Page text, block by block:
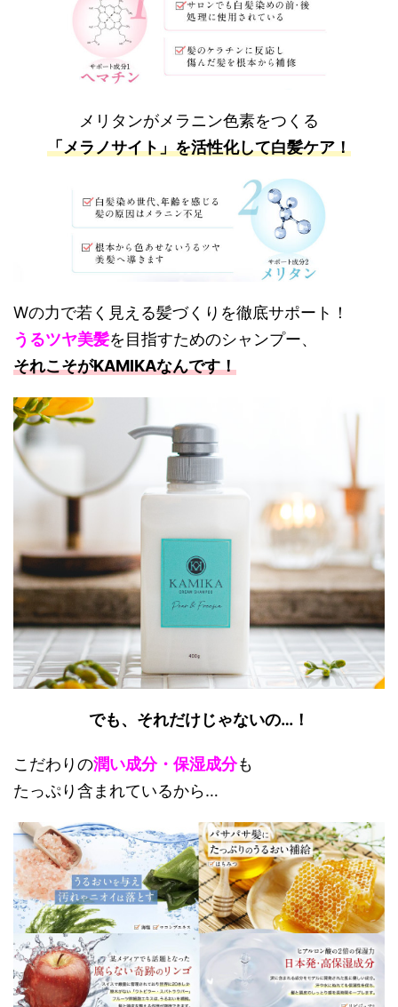
メリタンがメラニン色素をつくる
「メラノサイト」を活性化して白髪ケア！
Wの力で若く見える髪づくりを徹底サポート！
うるツヤ美髪を目指すためのシャンプー、
それこそがKAMIKAなんです！
でも、それだけじゃないの…！
こだわりの潤い成分・保湿成分も
たっぷり含まれているから…